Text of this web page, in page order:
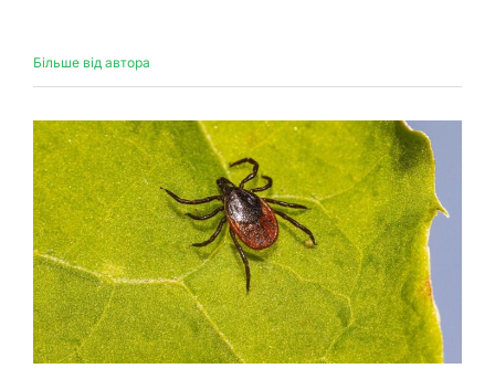
Більше від автора